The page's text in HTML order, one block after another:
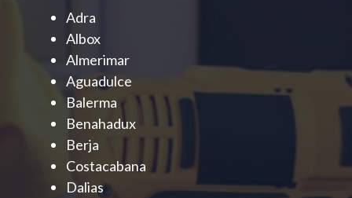
Adra
Albox
Almerimar
Aguadulce
Balerma
Benahadux
Berja
Costacabana
Dalias